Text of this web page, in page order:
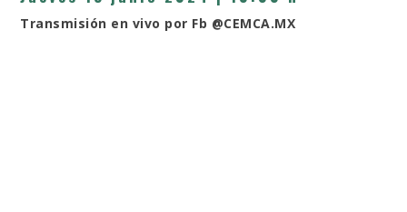
Transmisión en vivo por Fb @CEMCA.MX